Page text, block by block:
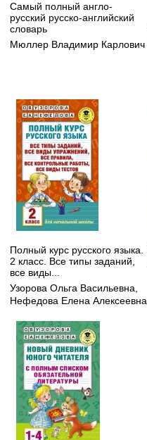
Самый полный англо-
русский русско-английский
словарь
Мюллер Владимир Карлович
Полный курс русского языка.
2 класс. Все типы заданий,
все виды...
Узорова Ольга Васильевна
Нефедова Елена Алексеевна